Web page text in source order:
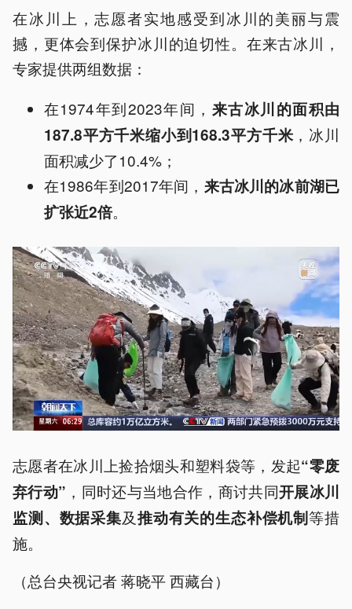
在冰川上，志愿者实地感受到冰川的美丽与震
撼，更体会到保护冰川的迫切性。在来古冰川，
专家提供两组数据：
在1974年到2023年间， 来古冰川的面积由
187.8平方千米缩小到168.3平方千米，冰川
面积减少了10.4%；
在1986年到2017年间， 来古冰川的冰前湖已
扩张近2倍。
志愿者在冰川上捡拾烟头和塑料袋等，发起“零废
弃行动” ，同时还与当地合作，商讨共同开展冰川
监测、数据采集及推动有关的生态补偿机制等措
施。
（总台央视记者 蒋晓平 西藏台）